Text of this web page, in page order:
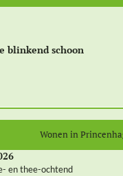
blinkend schoon
Wonen in
en thee-ochtend